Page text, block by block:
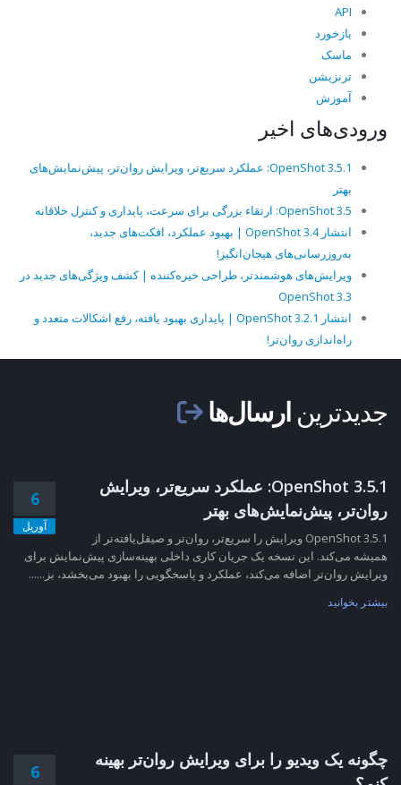
API
بازخورد
ماسک
ترنزیشن
آموزش
ورودی‌های اخیر
OpenShot 3.5.1: عملکرد سریع‌تر، ویرایش روان‌تر، پیش‌نمایش‌های
بهتر
OpenShot 3.5: ارتقاء بزرگی برای سرعت، پایداری و کنترل خلاقانه
انتشار OpenShot 3.4 | بهبود عملکرد، افکت‌های جدید،
به‌روزرسانی‌های هیجان‌انگیز!
ویرایش‌های هوشمندتر، طراحی خیره‌کننده | کشف ویژگی‌های جدید در
OpenShot 3.3
انتشار OpenShot 3.2.1 | پایداری بهبود یافته، رفع اشکالات متعدد و
راه‌اندازی روان‌تر!
جدیدترین ارسال‌ها
6
آوریل
OpenShot 3.5.1: عملکرد سریع‌تر، ویرایش
روان‌تر، پیش‌نمایش‌های بهتر
OpenShot 3.5.1 ویرایش را سریع‌تر، روان‌تر و صیقل‌یافته‌تر از
همیشه می‌کند. این نسخه یک جریان کاری داخلی بهینه‌سازی پیش‌نمایش برای
ویرایش روان‌تر اضافه می‌کند، عملکرد و پاسخگویی را بهبود می‌بخشد، بز......
بیشتر بخوانید
6
چگونه یک ویدیو را برای ویرایش روان‌تر بهینه